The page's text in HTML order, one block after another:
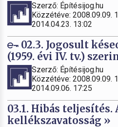
Szerző: Építésijog.hu
Közzétéve: 2008.09.09.
2014.04.23. 13:02
02.3. Jogosult
(1959. évi IV. tv.)
Szerző: Építésijog.hu
Közzétéve: 2008.09.09.
2014.09.06. 17:25
03.1. Hibás teljesítés.
kellékszavatosság »